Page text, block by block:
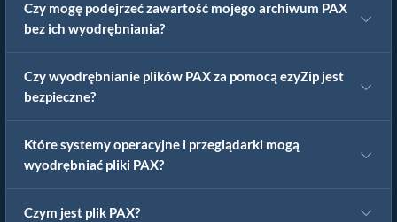
Czy mogę podejrzeć zawartość mojego archiwum PAX
bez ich wyodrębniania?
Czy wyodrębnianie plików PAX za pomocą ezyZip jest
bezpieczne?
Które systemy operacyjne i przeglądarki mogą
wyodrębniać pliki PAX?
Czym jest plik PAX?